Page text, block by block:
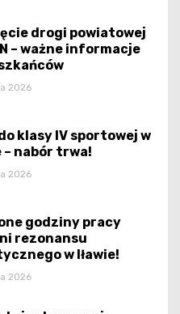
drogi powiatowej
– ważne informacje
2026
do klasy IV sportowej w
– nabór trwa!
2026
godziny pracy
rezonansu
w Iławie!
2026